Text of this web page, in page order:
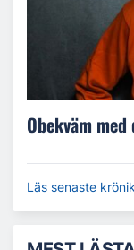
Obekväm
Läs senaste